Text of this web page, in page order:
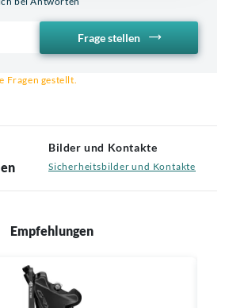
Frage stellen
Fragen gestellt.
Bilder und Kontakte
Sicherheitsbilder und Kontakte
Empfehlungen